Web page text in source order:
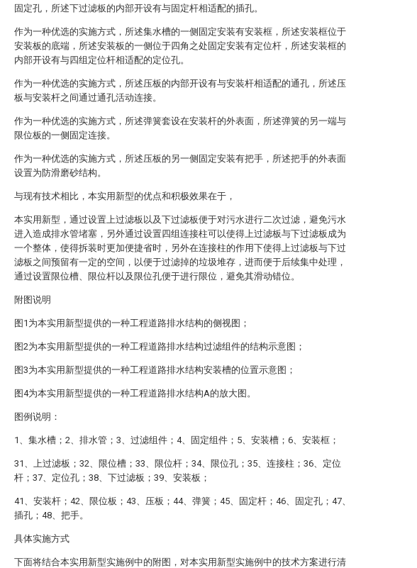
固定孔，所述下过滤板的内部开设有与固定杆相适配的插孔。
作为一种优选的实施方式，所述集水槽的一侧固定安装有安装框，所述安装框位于
安装板的底端，所述安装板的一侧位于四角之处固定安装有定位杆，所述安装框的
内部开设有与四组定位杆相适配的定位孔。
作为一种优选的实施方式，所述压板的内部开设有与安装杆相适配的通孔，所述压
板与安装杆之间通过通孔活动连接。
作为一种优选的实施方式，所述弹簧套设在安装杆的外表面，所述弹簧的另一端与
限位板的一侧固定连接。
作为一种优选的实施方式，所述压板的另一侧固定安装有把手，所述把手的外表面
设置为防滑磨砂结构。
与现有技术相比，本实用新型的优点和积极效果在于，
本实用新型，通过设置上过滤板以及下过滤板便于对污水进行二次过滤，避免污水
进入造成排水管堵塞，另外通过设置四组连接柱可以使得上过滤板与下过滤板成为
一个整体，使得拆装时更加便捷省时，另外在连接柱的作用下使得上过滤板与下过
滤板之间预留有一定的空间，以便于过滤掉的垃圾堆存，进而便于后续集中处理，
通过设置限位槽、限位杆以及限位孔便于进行限位，避免其滑动错位。
附图说明
图1为本实用新型提供的一种工程道路排水结构的侧视图；
图2为本实用新型提供的一种工程道路排水结构过滤组件的结构示意图；
图3为本实用新型提供的一种工程道路排水结构安装槽的位置示意图；
图4为本实用新型提供的一种工程道路排水结构A的放大图。
图例说明：
1、集水槽；2、排水管；3、过滤组件；4、固定组件；5、安装槽；6、安装框；
31、上过滤板；32、限位槽；33、限位杆；34、限位孔；35、连接柱；36、定位
杆；37、定位孔；38、下过滤板；39、安装板；
41、安装杆；42、限位板；43、压板；44、弹簧；45、固定杆；46、固定孔；47、
插孔；48、把手。
具体实施方式
下面将结合本实用新型实施例中的附图，对本实用新型实施例中的技术方案进行清